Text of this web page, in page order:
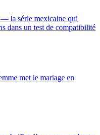
la série mexicaine qui
dans un test de compatibilité
met le mariage en